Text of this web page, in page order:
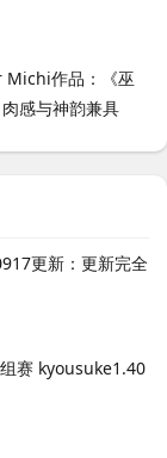
‌Michi‌作品：《巫
感与神韵兼具
更新：更新完全
赛 kyousuke1.40